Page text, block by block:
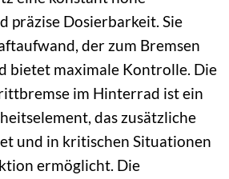
präzise Dosierbarkeit. Sie
der zum Bremsen
bietet maximale Kontrolle. Die
im Hinterrad ist ein
das zusätzliche
und in kritischen Situationen
ermöglicht. Die